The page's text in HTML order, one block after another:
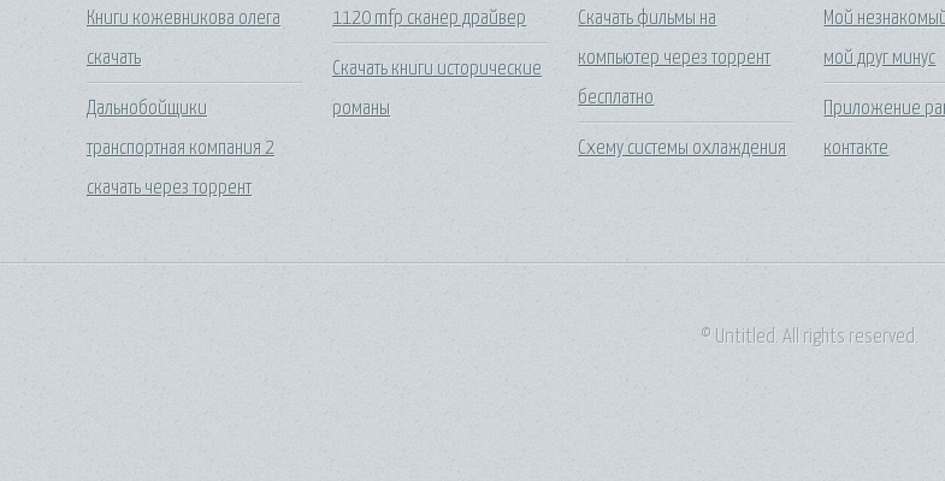
Книги кожевникова олега
скачать
Дальнобойщики
транспортная компания 2
скачать через торрент
1120 mfp сканер драйвер
Скачать книги исторические
романы
Скачать фильмы на
компьютер через торрент
бесплатно
Схему системы охлаждения
Мой
мой друг минус
Приложение
контакте
© Untitled. All rights reserved.